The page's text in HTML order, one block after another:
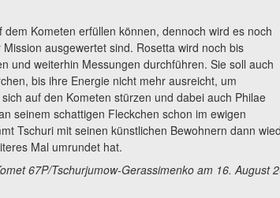
Kometen erfüllen können, dennoch wird es noch
ausgewertet sind. Rosetta wird noch bis
und weiterhin Messungen durchführen. Sie soll auch
bis ihre Energie nicht mehr ausreicht, um
auf den Kometen stürzen und dabei auch Philae
seinem schattigen Fleckchen schon im ewigen
Tschuri mit seinen künstlichen Bewohnern dann
Mal umrundet hat.
67P/Tschurjumow-Gerassimenko am 16. August